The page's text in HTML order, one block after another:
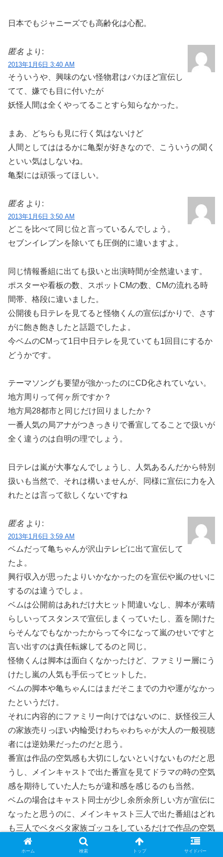
日本でもジャニーズでも高齢化は心配。
匿名 より:
2013年1月6日 3:40 AM
そういうや、興味のない怪物君はバカほど宣伝し
てて、嫌でも目に付いたが
妖怪人間は全くやってることすら知らなかった。
まあ、どちらも見に行く気はないけど
人間としてははるかに亀梨が好きなので、こういうの聞く
といい気はしないね。
亀梨には頑張ってほしい。
匿名 より:
2013年1月6日 3:50 AM
どこを比べて同じ位と言っているんでしょう。
セブンイレブンを除いても圧倒的に違いますよ。
同じ情報番組に出ても扱いと出演時間が全然違います。
ポスターや看板の数、スポットCMの数、CMの流れる時
間帯、格段に違いました。
公開後も日テレを見てると怪物くんの宣伝ばかりで、さす
がに飽き飽きしたと話題でしたよ。
今ベムのCMって1日中日テレを見ていても1回目にするか
どうかです。
テーマソングも要望が強かったのにCD化されていない。
地方周りって何ヶ所ですか？
地方局28都市と同じだけ回りましたか？
一番人気の局アナがつきっきりで番宣してることで扱いが
全く違うのは自明の理でしょう。
日テレは嵐が大事なんでしょうし、人気あるんだから特別
扱いも当然で、それは構いませんが、同様に宣伝に力を入
れたとは言って欲しくないですね
匿名 より:
2013年1月6日 3:59 AM
ベムだって亀ちゃんが沢山テレビに出て宣伝して
たよ。
興行収入が思ったよりいかなかったのを宣伝や嵐のせいに
するのは違うでしょ。
ベムは公開前はあれだけ大ヒット間違いなし、脚本が素晴
らしいってスタンスで宣伝しまくっていたし、蓋を開けた
らそんなでもなかったからって今になって嵐のせいですと
言い出すのは責任転嫁してるのと同じ。
怪物くんは脚本は面白くなかったけど、ファミリー層にう
けたし嵐の人気も手伝ってヒットした。
ベムの脚本や亀ちゃんにはまだそこまでの力や運がなかっ
たというだけ。
それに内容的にファミリー向けではないのに、妖怪役三人
の家族売りっぽい内輪受けわちゃわちゃが大人の一般視聴
者には逆効果だったのだと思う。
番宣は作品の空気感も大切にしないといけないものだと思
うし、メインキャストで出た番宣を見てドラマの時の空気
感を期待していた人たちが違和感を感じるのも当然。
ベムの場合はキャスト同士が少し余所余所しい方が宣伝に
なったと思うのに、メインキャスト三人で出た番組はどれ
も三人でベタベタ家族ゴッコをしているだけで作品の空気
感を感じられなかった。
ホーム 検索 トップ サイドバー